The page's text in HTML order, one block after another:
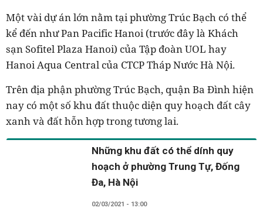
Một vài dự án lớn nằm tại phường Trúc Bạch có thể
kể đến như Pan Pacific Hanoi (trước đây là Khách
sạn Sofitel Plaza Hanoi) của Tập đoàn UOL hay
Hanoi Aqua Central của CTCP Tháp Nước Hà Nội.
Trên địa phận phường Trúc Bạch, quận Ba Đình hiện
nay có một số khu đất thuộc diện quy hoạch đất cây
xanh và đất hỗn hợp trong tương lai.
Những khu đất có thể dính quy
hoạch ở phường Trung Tự, Đống
Đa, Hà Nội
02/03/2021 - 13:00